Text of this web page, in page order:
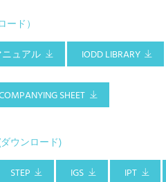
ド）
ュアル
IODD LIBRARY
SHEET
ウンロード)
STEP IGS IPT